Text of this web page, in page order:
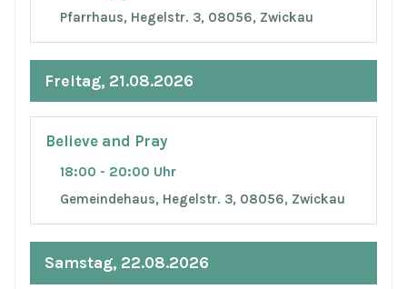
Pfarrhaus, Hegelstr. 3, 08056, Zwickau
Freitag, 21.08.2026
Believe and Pray
18:00 - 20:00 Uhr
Gemeindehaus, Hegelstr. 3, 08056, Zwickau
Samstag, 22.08.2026